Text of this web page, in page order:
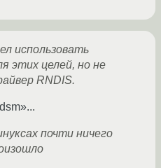
использовать
этих целей, но не
RNDIS.
почти ничего